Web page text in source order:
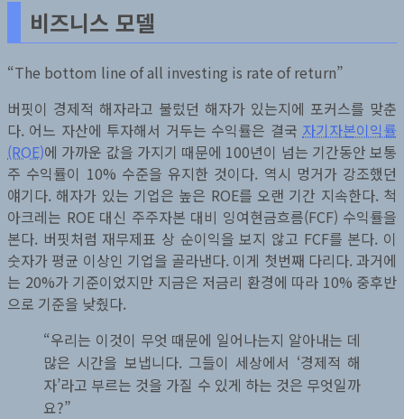
비즈니스 모델
“The bottom line of all investing is rate of return”
버핏이 경제적 해자라고 불렀던 해자가 있는지에 포커스를 맞춘
다. 어느 자산에 투자해서 거두는 수익률은 결국 자기자본이익률
(ROE)에 가까운 값을 가지기 때문에 100년이 넘는 기간동안 보통
주 수익률이 10% 수준을 유지한 것이다. 역시 멍거가 강조했던
얘기다. 해자가 있는 기업은 높은 ROE를 오랜 기간 지속한다. 척
아크레는 ROE 대신 주주자본 대비 잉여현금흐름(FCF) 수익률을
본다. 버핏처럼 재무제표 상 순이익을 보지 않고 FCF를 본다. 이
숫자가 평균 이상인 기업을 골라낸다. 이게 첫번째 다리다. 과거에
는 20%가 기준이었지만 지금은 저금리 환경에 따라 10% 중후반
으로 기준을 낮췄다.
“우리는 이것이 무엇 때문에 일어나는지 알아내는 데
많은 시간을 보냅니다. 그들이 세상에서 ‘경제적 해
자’라고 부르는 것을 가질 수 있게 하는 것은 무엇일까
요?”